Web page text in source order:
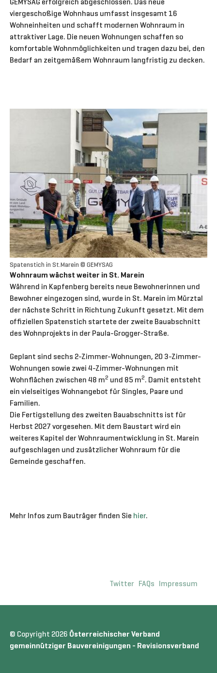
viergeschoßige Wohnhaus umfasst insgesamt 16
Wohneinheiten und schafft modernen Wohnraum in
attraktiver Lage. Die neuen Wohnungen schaffen so
komfortable Wohnmöglichkeiten und tragen dazu bei, den
Bedarf an zeitgemäßem Wohnraum langfristig zu decken.
Spatenstich in St.Marein © GEMYSAG
Wohnraum wächst weiter in St. Marein
Während in Kapfenberg bereits neue Bewohnerinnen und
Bewohner eingezogen sind, wurde in St. Marein im Mürztal
der nächste Schritt in Richtung Zukunft gesetzt. Mit dem
offiziellen Spatenstich startete der zweite Bauabschnitt
des Wohnprojekts in der Paula-Grogger-Straße.
Geplant sind sechs 2-Zimmer-Wohnungen, 20 3-Zimmer-
Wohnungen sowie zwei 4-Zimmer-Wohnungen mit
Wohnflächen zwischen 48 m2 und 85 m2. Damit entsteht
ein vielseitiges Wohnangebot für Singles, Paare und
Familien.
Die Fertigstellung des zweiten Bauabschnitts ist für
Herbst 2027 vorgesehen. Mit dem Baustart wird ein
weiteres Kapitel der Wohnraumentwicklung in St. Marein
aufgeschlagen und zusätzlicher Wohnraum für die
Gemeinde geschaffen.
Mehr Infos zum Bauträger finden Sie hier.
Twitter FAQs Impressum
© Copyright 2026 Österreichischer Verband
gemeinnütziger Bauvereinigungen - Revisionsverband